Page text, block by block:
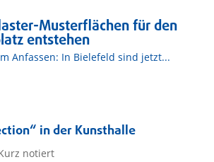
Musterflächen für den
entstehen
Anfassen: In Bielefeld sind jetzt...
in der Kunsthalle
notiert